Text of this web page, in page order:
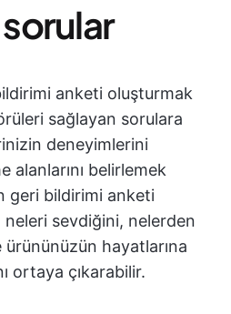
anketi oluşturmak
sağlayan sorulara
deneyimlerini
alanlarını belirlemek
geri bildirimi anketi
neleri sevdiğini, nelerden
hayatlarına
ortaya çıkarabilir.